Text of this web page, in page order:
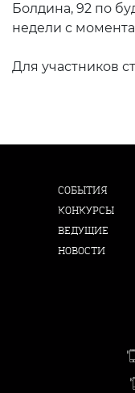
Болдина, 92 по
недели с
Для участников
СОБЫТИЯ
КОНКУРСЫ
ВЕДУЩИЕ
НОВОСТИ